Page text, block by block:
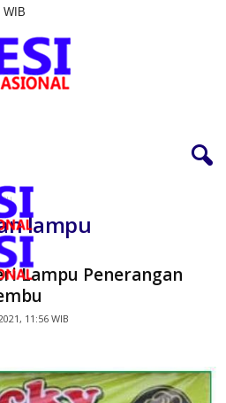
WIB
lampu
Lampu Penerangan
11:56 WIB